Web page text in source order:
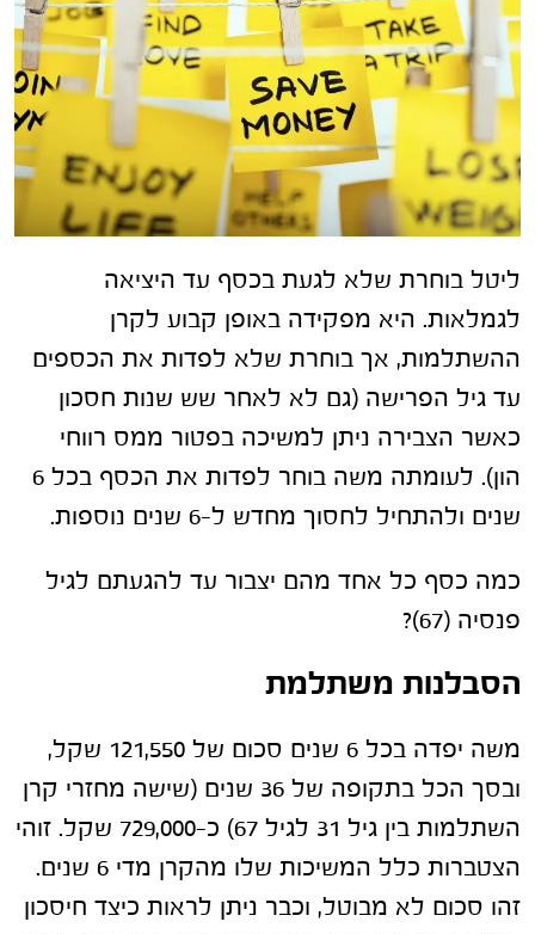
ליטל בוחרת שלא לגעת בכסף עד היציאה
לגמלאות. היא מפקידה באופן קבוע לקרן
ההשתלמות, אך בוחרת שלא לפדות את הכספים
עד גיל הפרישה (גם לא לאחר שש שנות חסכון
כאשר הצבירה ניתן למשיכה בפטור ממס רווחי
הון). לעומתה משה בוחר לפדות את הכסף בכל 6
שנים ולהתחיל לחסוך מחדש ל-6 שנים נוספות.
כמה כסף כל אחד מהם יצבור עד להגעתם לגיל
פנסיה (67)?
הסבלנות משתלמת
משה יפדה בכל 6 שנים סכום של 121,550 שקל,
ובסך הכל בתקופה של 36 שנים (שישה מחזרי קרן
השתלמות בין גיל 31 לגיל 67) כ-729,000 שקל. זוהי
הצטברות כלל המשיכות שלו מהקרן מדי 6 שנים.
זהו סכום לא מבוטל, וכבר ניתן לראות כיצד חיסכון